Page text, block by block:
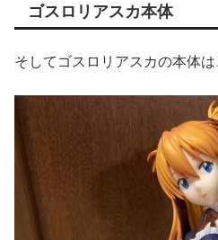
ゴスロリアスカ本体
そしてゴスロリアスカの本体は